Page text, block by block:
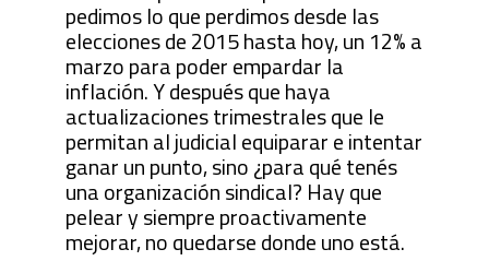
pedimos lo que perdimos desde las
elecciones de 2015 hasta hoy, un 12% a
marzo para poder empardar la
inflación. Y después que haya
actualizaciones trimestrales que le
permitan al judicial equiparar e intentar
ganar un punto, sino ¿para qué tenés
una organización sindical? Hay que
pelear y siempre proactivamente
mejorar, no quedarse donde uno está.